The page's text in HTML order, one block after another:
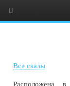
Все скалы
Расположена в